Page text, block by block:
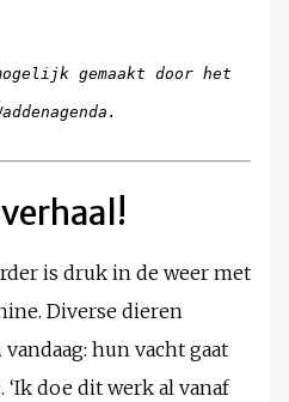
gemaakt door het
is druk in de weer met
Diverse dieren
hun vacht gaat
doe dit werk al vanaf